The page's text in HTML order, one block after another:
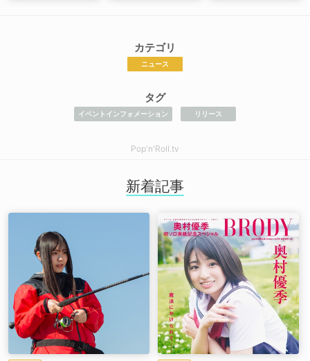
カテゴリ
ニュース
タグ
イベントインフォメーション リリース
Pop'n'Roll.tv
新着記事